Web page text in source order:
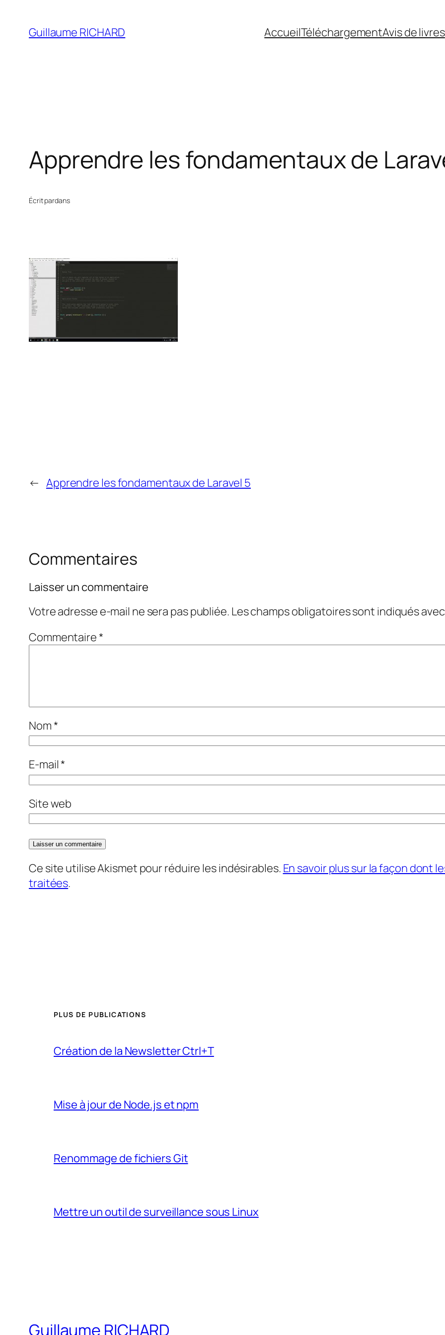
contenu
Guillaume RICHARD AccueilTéléchargementAvis de livres
Apprendre les fondamentaux de
Écrit pardans
← Apprendre les fondamentaux de Laravel 5
Commentaires
Laisser un commentaire
Votre adresse e-mail ne sera pas publiée. Les champs obligatoires sont indiqués
Commentaire*
Nom*
E-mail*
Site web
Ce site utilise Akismet pour réduire les indésirables. En savoir plus sur la façon dont
traitées.
PLUS DE PUBLICATIONS
Création de la Newsletter Ctrl+T
Mise à jour de Node.js et npm
Renommage de fichiers Git
Mettre un outil de surveillance sous Linux
Guillaume RICHARD